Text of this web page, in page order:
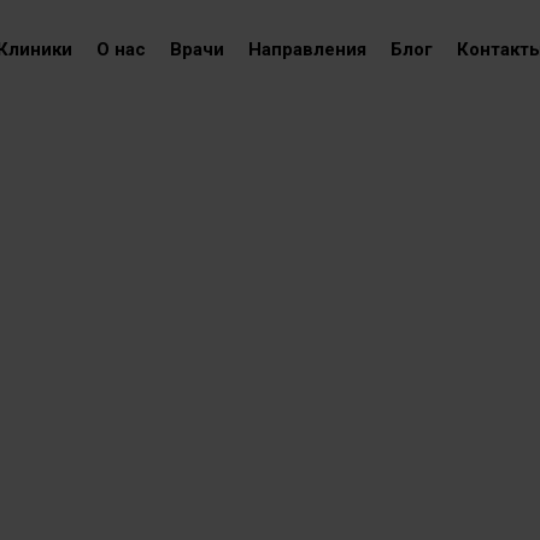
О нас Врачи Направления Блог